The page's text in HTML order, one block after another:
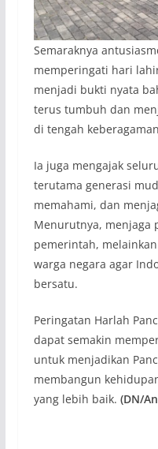
Semaraknya
memperingati hari
menjadi bukti nyata
terus tumbuh dan
di tengah
Ia juga mengajak
terutama generasi
memahami, dan
Menurutnya, menjaga
pemerintah,
warga negara agar
bersatu.
Peringatan Harlah
dapat semakin
untuk menjadikan
membangun
yang lebih baik. (DN/